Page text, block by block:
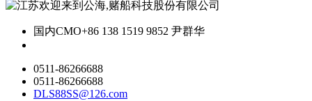
国内CMO+86 138 1519 9852 尹群华
0511-86266688
0511-86266688
DLS88SS@126.com